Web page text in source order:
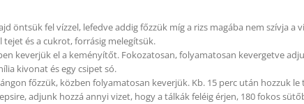
öntsükfel vízzel, lefedve addig főzzük míg a rizs magába nem szívja a
tejet és a cukrot, forrásig melegítsük.
keverjük el a keményítőt. Fokozatosan, folyamatosan kevergetve
kivonat és egy csipet só.
főzzük, közben folyamatosan keverjük. Kb. 15 perc után hozzuk
adjunk hozzá annyivizet,hogy a tálkák feléig érjen, 180 fokos